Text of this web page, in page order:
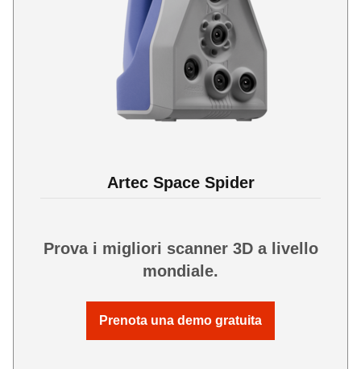
Artec Space Spider
Prova i migliori scanner 3D a livello
mondiale.
Prenota una demo gratuita